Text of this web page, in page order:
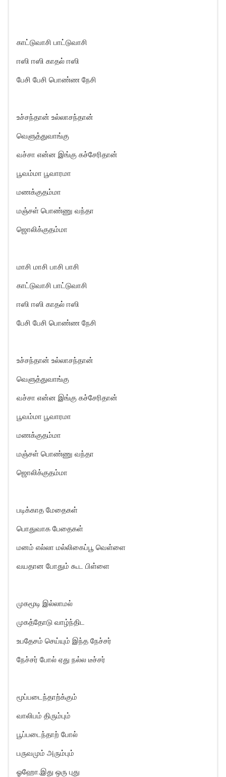
காட்டுவாசி பாட்டுவாசி
ஈஸி ஈஸி காதல் ஈஸி
பேசி பேசி பொண்ண நேசி
உச்சந்தான் உல்லாசந்தான்
வெளுத்துவாங்கு
வச்சா என்ன இங்கு கச்சேரிதான்
பூவம்மா பூவாரமா
மணக்குதம்மா
மஞ்சள் பொண்ணு வந்தா
ஜொலிக்குதம்மா
மாசி மாசி பாசி பாசி
காட்டுவாசி பாட்டுவாசி
ஈஸி ஈஸி காதல் ஈஸி
பேசி பேசி பொண்ண நேசி
உச்சந்தான் உல்லாசந்தான்
வெளுத்துவாங்கு
வச்சா என்ன இங்கு கச்சேரிதான்
பூவம்மா பூவாரமா
மணக்குதம்மா
மஞ்சள் பொண்ணு வந்தா
ஜொலிக்குதம்மா
படிக்காத மேதைகள்
பொதுவாக பேதைகள்
மனம் எல்லா மல்லிகைப்பூ வெள்ளை
வயதான போதும் கூட பிள்ளை
முகமூடி இல்லாமல்
முகத்தோடு வாழ்ந்திட
உபதேசம் செய்யும் இந்த நேச்சர்
நேச்சர் போல் ஏது நல்ல டீச்சர்
மூப்படைந்தாற்க்கும்
வாலிபம் திரும்பும்
பூப்படைந்தாற் போல்
பருவமும் அரும்பும்
ஓஹோ.இது ஒரு புது